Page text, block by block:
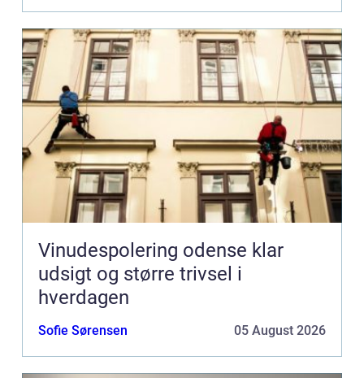
Vinudespolering odense klar
udsigt og større trivsel i
hverdagen
Sofie Sørensen 05 August 2026